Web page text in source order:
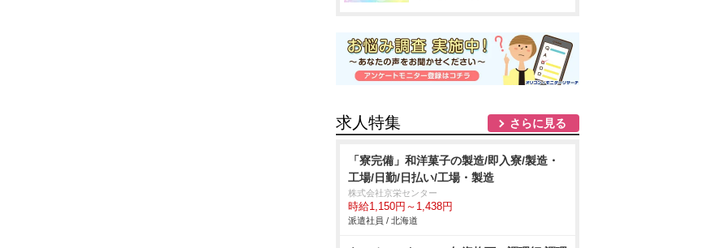
求人特集 さらに見る
「寮完備」和洋菓子の製造/即入寮/製造・
工場/日勤/日払い/工場・製造
株式会社京栄センター
時給1,150円～1,438円
派遣社員 / 北海道